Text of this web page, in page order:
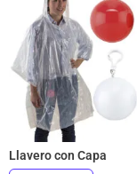
Llavero con Capa